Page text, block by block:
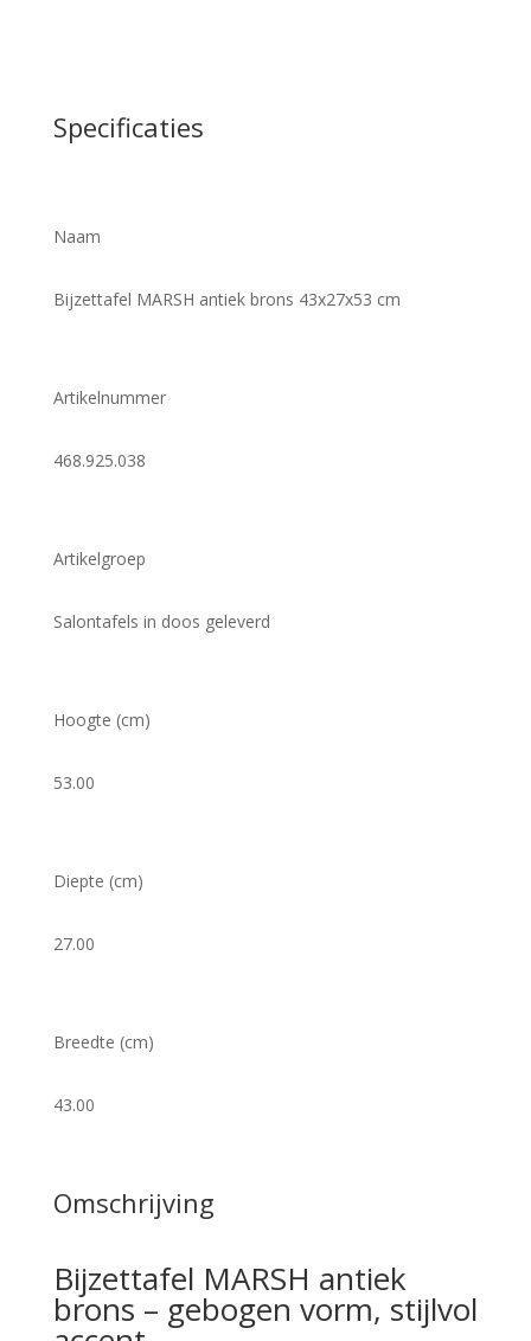
Specificaties
Naam
Bijzettafel MARSH antiek brons 43x27x53 cm
Artikelnummer
468.925.038
Artikelgroep
Salontafels in doos geleverd
Hoogte (cm)
53.00
Diepte (cm)
27.00
Breedte (cm)
43.00
Omschrijving
Bijzettafel MARSH antiek
brons – gebogen vorm, stijlvol